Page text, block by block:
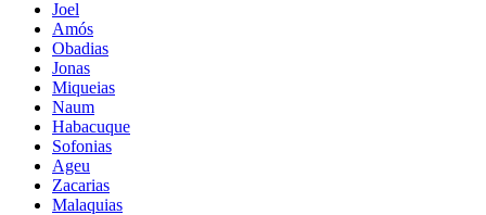
Joel
Amós
Obadias
Jonas
Miqueias
Naum
Habacuque
Sofonias
Ageu
Zacarias
Malaquias